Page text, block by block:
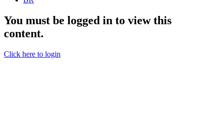
You must be logged in to view this
content.
Click here to login